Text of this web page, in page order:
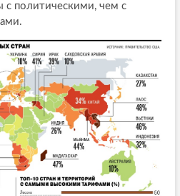
с политическими, чем с